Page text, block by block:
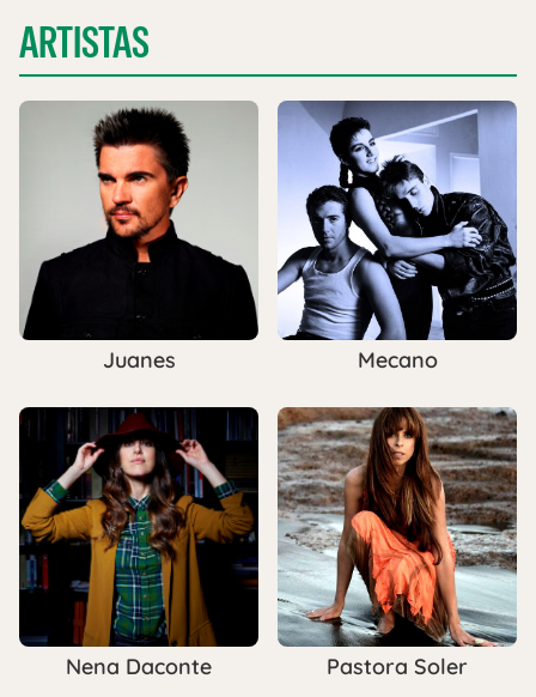
ARTISTAS
Juanes Mecano
Nena Daconte Pastora Soler